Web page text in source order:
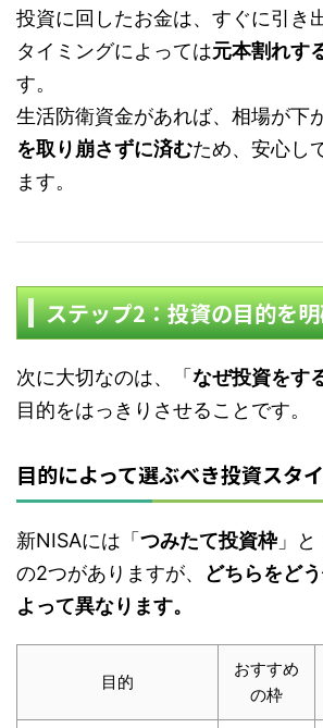
投資に回したお金は、すぐに引き
タイミングによっては元本割れす
す。
生活防衛資金があれば、相場が下
を取り崩さずに済むため、安心し
ます。
ステップ2：投資の目的を
次に大切なのは、「 なぜ投資をす
目的をはっきりさせることです。
目的によって選ぶべき投資スタ
新NISAには「 つみたて投資枠」と
の2つがありますが、 どちらをど
よって異なります。
目的
おすすめ
の枠